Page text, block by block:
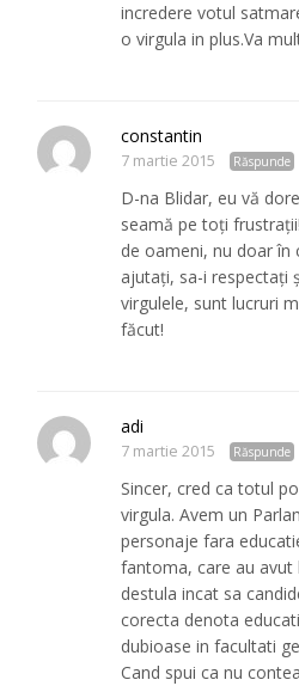
incredere votul
o virgula in plus.Va
constantin
7 martie 2015 Răspunde
D-na Blidar, eu vă
seamă pe toți
de oameni, nu doar în
ajutați, sa-i respectați
virgulele, sunt lucruri
făcut!
adi
7 martie 2015 Răspunde
Sincer, cred ca totul
virgula. Avem un
personaje fara
fantoma, care au avut
destula incat sa
corecta denota
dubioase in facultati
Cand spui ca nu